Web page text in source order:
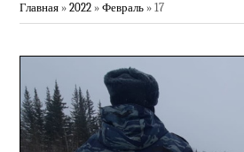
Главная »2022 » Февраль » 17